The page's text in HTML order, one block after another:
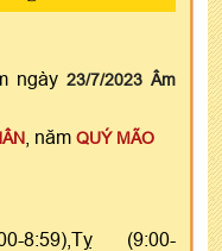
ngày23/7/2023 Âm
, năm QUÝ MÃO
8:59),Tỵ (9:00-